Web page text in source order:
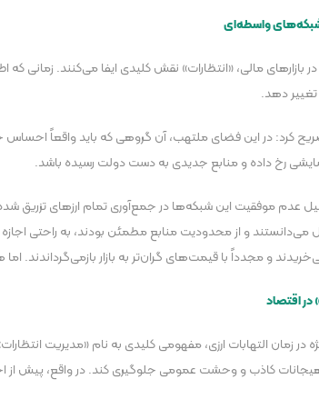
واسطه‌ای
مالی، «انتظارات» نقش کلیدی ایفا می‌کنند. زمانی که
تغییر دهد.
کرد: در این فضای ملتهب، آن گروهی که باید واقعاً
گشایشی رخ داده و منابع جدیدی به دست دولت رسیده باشد.
موفقیت این شبکه‌ها در جمع‌آوری تمام ارز‌های تزریق
می‌خریدند و مجدداً با قیمت‌های گران‌تر به بازار
در اقتصاد
در زمان التهابات ارزی، مفهومی کلیدی به نام «مدیریت
کاذب و وحشت عمومی جلوگیری کند. در واقع، پیش از اجرای